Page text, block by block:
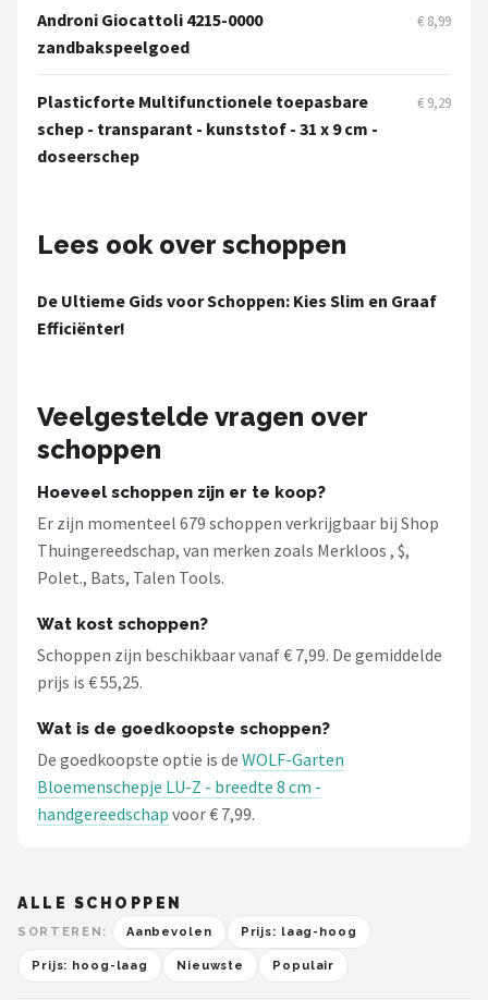
Androni Giocattoli 4215-0000
zandbakspeelgoed
€ 8,99
Plasticforte Multifunctionele toepasbare
schep - transparant - kunststof - 31 x 9 cm -
doseerschep
€ 9,29
Lees ook over schoppen
De Ultieme Gids voor Schoppen: Kies Slim en Graaf
Efficiënter!
Veelgestelde vragen over
schoppen
Hoeveel schoppen zijn er te koop?
Er zijn momenteel 679 schoppen verkrijgbaar bij Shop
Thuingereedschap, van merken zoals Merkloos , $,
Polet., Bats, Talen Tools.
Wat kost schoppen?
Schoppen zijn beschikbaar vanaf € 7,99. De gemiddelde
prijs is € 55,25.
Wat is de goedkoopste schoppen?
De goedkoopste optie is de WOLF-Garten
Bloemenschepje LU-Z - breedte 8 cm -
handgereedschap voor € 7,99.
ALLE SCHOPPEN
SORTEREN: Aanbevolen Prijs: laag-hoog
Prijs: hoog-laag Nieuwste Populair